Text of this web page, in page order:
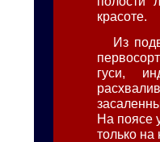
красоте.
Из
гуси,
На поясе
только